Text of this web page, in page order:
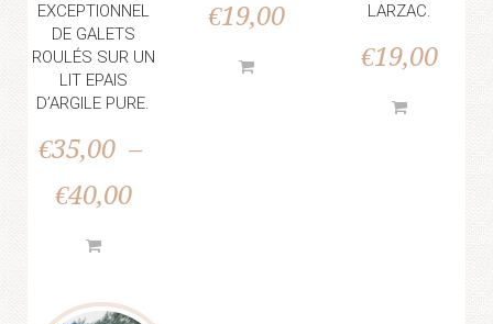
EXCEPTIONNEL
DE GALETS
ROULÉS SUR UN
LIT EPAIS
D’ARGILE PURE.
€35,00 –
€40,00
€19,00
LARZAC.
€19,00